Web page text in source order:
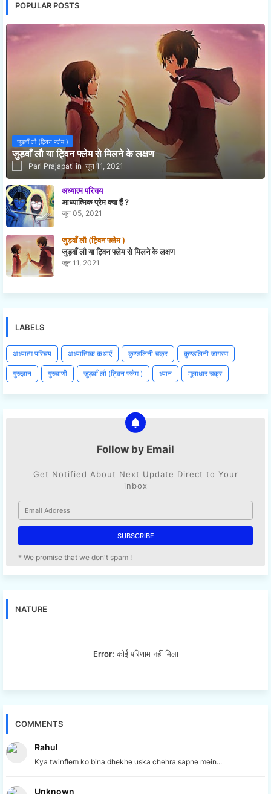
POPULAR POSTS
जुड़वाँ लौ (ट्विन फ्लेम )
जुड़वाँ लौ या ट्विन फ्लेम से मिलने के लक्षण
Pari Prajapati जून 11, 2021
अध्यात्म परिचय
आध्यात्मिक प्रेम क्या हैं ?
जून 05, 2021
जुड़वाँ लौ (ट्विन फ्लेम )
जुड़वाँ लौ या ट्विन फ्लेम से मिलने के लक्षण
जून 11, 2021
LABELS
अध्यात्म परिचय अध्यात्मिक कथाएँ कुण्डलिनी चक्र कुण्डलिनी जागरण
गुरुज्ञान गुरुवाणी जुड़वाँ लौ (ट्विन फ्लेम ) ध्यान मूलाधार चक्र
Follow by Email
Get Notified About Next Update Direct to Your
inbox
* We promise that we don't spam !
NATURE
Error: कोई परिणाम नहीं मिला
COMMENTS
Rahul
Kya twinflem ko bina dhekhe uska chehra sapne mein...
Unknown